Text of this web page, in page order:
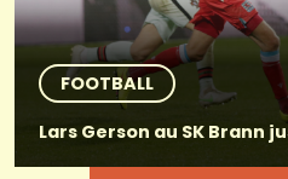
FOOTBALL
Lars Gerson au SK Brann